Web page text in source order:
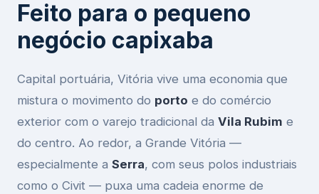
Feito para o pequeno
negócio capixaba
Capital portuária, Vitória vive uma economia que
mistura o movimento do porto e do comércio
exterior com o varejo tradicional da Vila Rubim e
do centro. Ao redor, a Grande Vitória —
especialmente a Serra, com seus polos industriais
como o Civit — puxa uma cadeia enorme de